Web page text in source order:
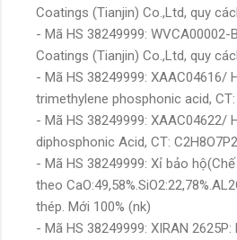
Coatings (Tianjin) Co.,Ltd, quy
- Mã HS 38249999:
Coatings (Tianjin) Co.,Ltd, quy
- Mã HS 38249999:
trimethylene phosphonic acid,
- Mã HS 38249999: XAAC04622/
diphosphonic Acid, CT:
- Mã HS 38249999: Xỉ bảo
theo
thép. Mới 100% (nk)
- Mã HS 38249999: XIRAN